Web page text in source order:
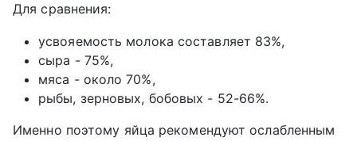
Для сравнения:
усвояемость молока составляет 83%,
сыра - 75%,
мяса - около 70%,
рыбы, зерновых, бобовых - 52-66%.
Именно поэтому яйца рекомендуют ослабленным